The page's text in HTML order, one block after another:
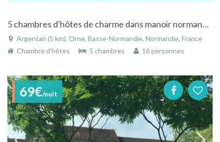
5 chambres d'hôtes de charme dans manoir normand à 2 mn d'Argentan
Argentan (5 km), Orne, Basse-Normandie, Normandie, France
Chambre d'hôtes
5 chambres 16 personnes
69€/nuit